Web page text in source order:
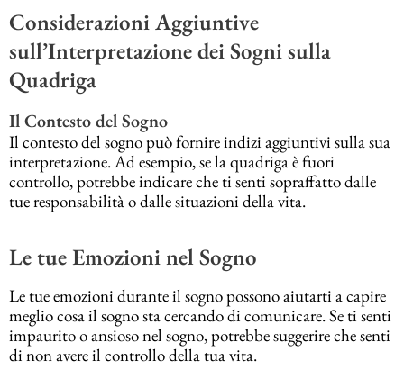
Considerazioni Aggiuntive
sull’Interpretazione dei Sogni sulla
Quadriga
Il Contesto del Sogno
Il contesto del sogno può fornire indizi aggiuntivi sulla sua
interpretazione. Ad esempio, se la quadriga è fuori
controllo, potrebbe indicare che ti senti sopraffatto dalle
tue responsabilità o dalle situazioni della vita.
Le tue Emozioni nel Sogno
Le tue emozioni durante il sogno possono aiutarti a capire
meglio cosa il sogno sta cercando di comunicare. Se ti senti
impaurito o ansioso nel sogno, potrebbe suggerire che senti
di non avere il controllo della tua vita.